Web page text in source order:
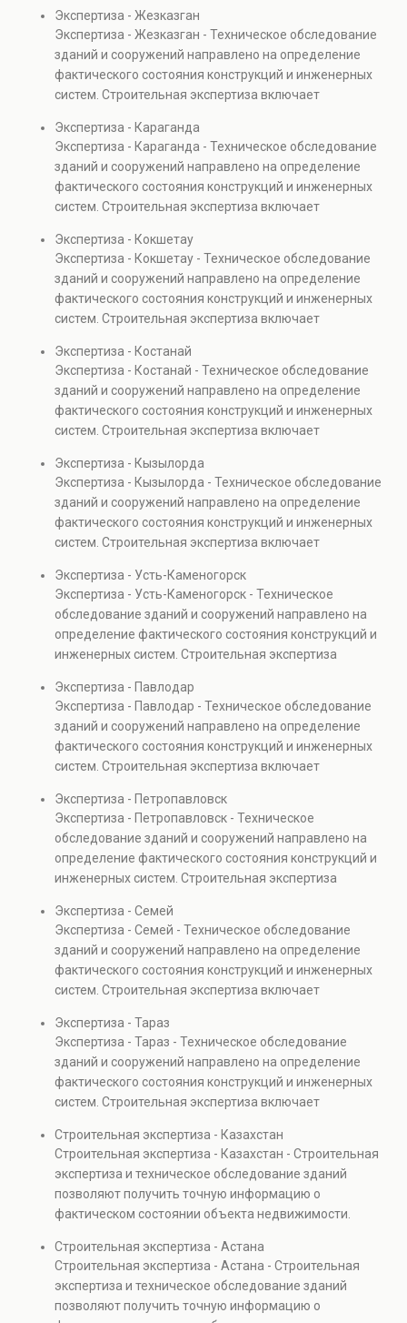
элементов и оценку эксплуатационной безопасности.
Услуга востребована при покупке недвижимости,
капитальном ремонте и реконструкции объектов, а
также при судебных разбирательствах и технических
проверках.
Экспертиза - Жезказган
Экспертиза - Жезказган - Техническое обследование
зданий и сооружений направлено на определение
фактического состояния конструкций и инженерных
систем. Строительная экспертиза включает
элементов и оценку эксплуатационной безопасности.
Услуга востребована при покупке недвижимости,
капитальном ремонте и реконструкции объектов, а
также при судебных разбирательствах и технических
проверках.
Экспертиза - Караганда
Экспертиза - Караганда - Техническое обследование
зданий и сооружений направлено на определение
фактического состояния конструкций и инженерных
систем. Строительная экспертиза включает
элементов и оценку эксплуатационной безопасности.
Услуга востребована при покупке недвижимости,
капитальном ремонте и реконструкции объектов, а
также при судебных разбирательствах и технических
проверках.
Экспертиза - Кокшетау
Экспертиза - Кокшетау - Техническое обследование
зданий и сооружений направлено на определение
фактического состояния конструкций и инженерных
систем. Строительная экспертиза включает
элементов и оценку эксплуатационной безопасности.
Услуга востребована при покупке недвижимости,
капитальном ремонте и реконструкции объектов, а
также при судебных разбирательствах и технических
проверках.
Экспертиза - Костанай
Экспертиза - Костанай - Техническое обследование
зданий и сооружений направлено на определение
фактического состояния конструкций и инженерных
систем. Строительная экспертиза включает
элементов и оценку эксплуатационной безопасности.
Услуга востребована при покупке недвижимости,
капитальном ремонте и реконструкции объектов, а
также при судебных разбирательствах и технических
проверках.
Экспертиза - Кызылорда
Экспертиза - Кызылорда - Техническое обследование
зданий и сооружений направлено на определение
фактического состояния конструкций и инженерных
систем. Строительная экспертиза включает
элементов и оценку эксплуатационной безопасности.
Услуга востребована при покупке недвижимости,
капитальном ремонте и реконструкции объектов, а
также при судебных разбирательствах и технических
проверках.
Экспертиза - Усть-Каменогорск
Экспертиза - Усть-Каменогорск - Техническое
обследование зданий и сооружений направлено на
определение фактического состояния конструкций и
инженерных систем. Строительная экспертиза
прочности элементов и оценку эксплуатационной
безопасности. Услуга востребована при покупке
недвижимости, капитальном ремонте и реконструкции
объектов, а также при судебных разбирательствах и
технических проверках.
Экспертиза - Павлодар
Экспертиза - Павлодар - Техническое обследование
зданий и сооружений направлено на определение
фактического состояния конструкций и инженерных
систем. Строительная экспертиза включает
элементов и оценку эксплуатационной безопасности.
Услуга востребована при покупке недвижимости,
капитальном ремонте и реконструкции объектов, а
также при судебных разбирательствах и технических
проверках.
Экспертиза - Петропавловск
Экспертиза - Петропавловск - Техническое
обследование зданий и сооружений направлено на
определение фактического состояния конструкций и
инженерных систем. Строительная экспертиза
прочности элементов и оценку эксплуатационной
безопасности. Услуга востребована при покупке
недвижимости, капитальном ремонте и реконструкции
объектов, а также при судебных разбирательствах и
технических проверках.
Экспертиза - Семей
Экспертиза - Семей - Техническое обследование
зданий и сооружений направлено на определение
фактического состояния конструкций и инженерных
систем. Строительная экспертиза включает
элементов и оценку эксплуатационной безопасности.
Услуга востребована при покупке недвижимости,
капитальном ремонте и реконструкции объектов, а
также при судебных разбирательствах и технических
проверках.
Экспертиза - Тараз
Экспертиза - Тараз - Техническое обследование
зданий и сооружений направлено на определение
фактического состояния конструкций и инженерных
систем. Строительная экспертиза включает
элементов и оценку эксплуатационной безопасности.
Услуга востребована при покупке недвижимости,
капитальном ремонте и реконструкции объектов, а
также при судебных разбирательствах и технических
проверках.
Строительная экспертиза - Казахстан
Строительная экспертиза - Казахстан - Строительная
экспертиза и техническое обследование зданий
позволяют получить точную информацию о
фактическом состоянии объекта недвижимости.
инженерных систем с выявлением скрытых дефектов
и нарушений. Услуга используется для проверки
качества строительства, подготовки к реконструкции,
оценки рисков и судебных разбирательств.
Строительная экспертиза - Астана
Строительная экспертиза - Астана - Строительная
экспертиза и техническое обследование зданий
позволяют получить точную информацию о